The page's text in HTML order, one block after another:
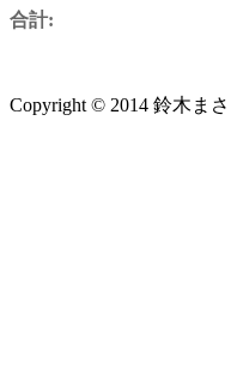
合計:
Copyright © 2014 鈴木ま